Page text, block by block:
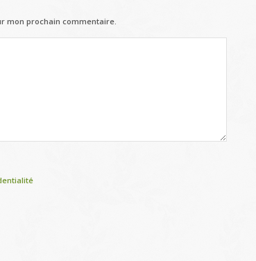
mon prochain commentaire.